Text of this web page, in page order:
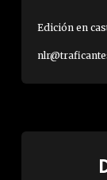
Edición en